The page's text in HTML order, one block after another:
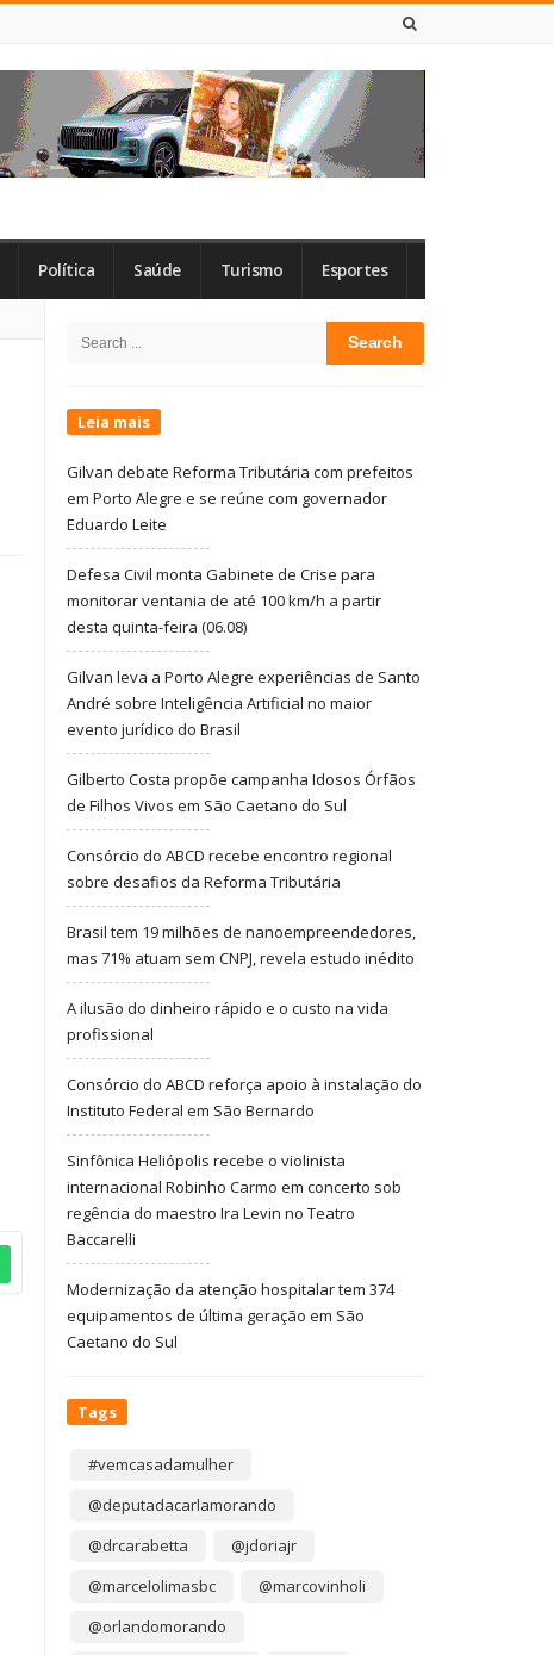
Política Saúde Turismo Esportes
Sidebar
Search
Leia mais
Gilvan debate Reforma Tributária com prefeitos
em Porto Alegre e se reúne com governador
Eduardo Leite
Defesa Civil monta Gabinete de Crise para
monitorar ventania de até 100 km/h a partir
desta quinta-feira (06.08)
Gilvan leva a Porto Alegre experiências de Santo
André sobre Inteligência Artificial no maior
evento jurídico do Brasil
Gilberto Costa propõe campanha Idosos Órfãos
de Filhos Vivos em São Caetano do Sul
Consórcio do ABCD recebe encontro regional
sobre desafios da Reforma Tributária
Brasil tem 19 milhões de nanoempreendedores,
mas 71% atuam sem CNPJ, revela estudo inédito
A ilusão do dinheiro rápido e o custo na vida
profissional
Consórcio do ABCD reforça apoio à instalação do
Instituto Federal em São Bernardo
Sinfônica Heliópolis recebe o violinista
internacional Robinho Carmo em concerto sob
regência do maestro Ira Levin no Teatro
Baccarelli
Modernização da atenção hospitalar tem 374
equipamentos de última geração em São
Caetano do Sul
Tags
#vemcasadamulher
@deputadacarlamorando
@drcarabetta
@jdoriajr
@marcelolimasbc
@marcovinholi
@orlandomorando